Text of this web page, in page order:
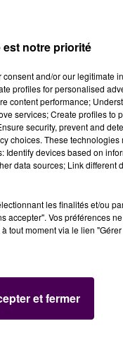
À L'HONNEUR AU
MARVINGT
NOVICES, ILS
AUX 5 ET 2 LITRES DU
est notre priorité
and/or our legitimate
profiles for personalised
content performance;
services; Create profiles to
security, prevent and
choices. These technologies
Identify devices based on
data sources; Link different
les finalités et/ou
accepter". Vos préférences
tout moment via le lien
et fermer